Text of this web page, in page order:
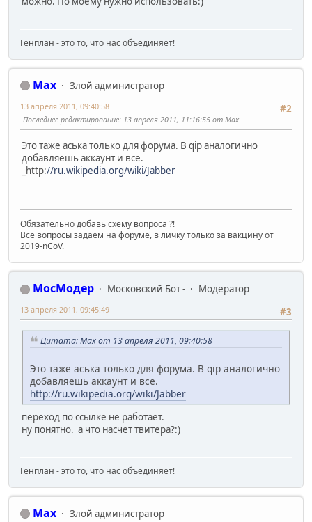
Генплан - это то, что нас объединяет!
Max
Злой администратор
#2
13 апреля 2011, 09:40:58
Последнее редактирование: 13 апреля 2011, 11:16:55 от Max
Это таже аська только для форума. В qip аналогично
добавляешь аккаунт и все.
_http://ru.wikipedia.org/wiki/Jabber
Обязательно добавь схему вопроса ?!
Все вопросы задаем на форуме, в личку только за вакцину от
2019-nCoV.
МосМодер Московский Бот -
Модератор
#3
13 апреля 2011, 09:45:49
Цитата: Max от 13 апреля 2011, 09:40:58
Это таже аська только для форума. В qip аналогично
добавляешь аккаунт и все.
http://ru.wikipedia.org/wiki/Jabber
переход по ссылке не работает.
ну понятно. а что насчет твитера?:)
Генплан - это то, что нас объединяет!
Max
Злой администратор